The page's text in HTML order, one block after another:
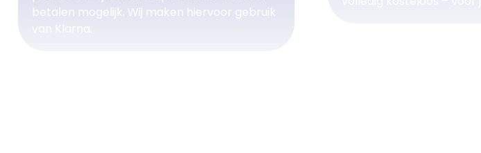
betalen mogelijk. Wij maken hiervoor gebruik